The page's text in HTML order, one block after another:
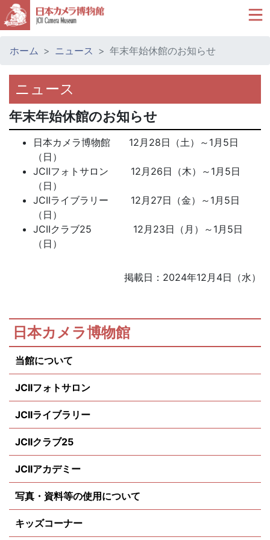
ホーム ニュース 年末年始休館のお知らせ
ニュース
年末年始休館のお知らせ
日本カメラ博物館 12月28日（土）～1月5日
（日）
JCIIフォトサロン 12月26日（木）～1月5日
（日）
JCIIライブラリー 12月27日（金）～1月5日
（日）
JCIIクラブ25 12月23日（月）～1月5日
（日）
掲載日：2024年12月4日（水）
日本カメラ博物館
当館について
JCIIフォトサロン
JCIIライブラリー
JCIIクラブ25
JCIIアカデミー
写真・資料等の使用について
キッズコーナー